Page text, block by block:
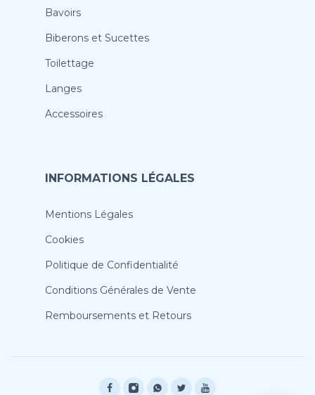
Bavoirs
Biberons et Sucettes
Toilettage
Langes
Accessoires
INFORMATIONS LÉGALES
Mentions Légales
Cookies
Politique de Confidentialité
Conditions Générales de Vente
Remboursements et Retours